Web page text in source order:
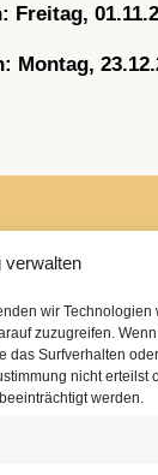
verwalten
wir Technologien
zuzugreifen.
das Surfverhalten
nicht erteilst
werden.
Freitag,
Montag,
Saarlandes